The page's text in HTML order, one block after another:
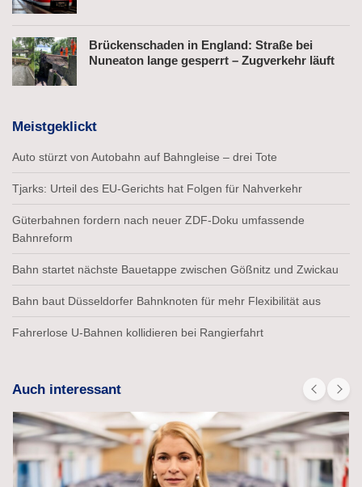
Brückenschaden in England: Straße bei
Nuneaton lange gesperrt – Zugverkehr läuft
Meistgeklickt
Auto stürzt von Autobahn auf Bahngleise – drei Tote
Tjarks: Urteil des EU-Gerichts hat Folgen für Nahverkehr
Güterbahnen fordern nach neuer ZDF-Doku umfassende
Bahnreform
Bahn startet nächste Bauetappe zwischen Gößnitz und Zwickau
Bahn baut Düsseldorfer Bahnknoten für mehr Flexibilität aus
Fahrerlose U-Bahnen kollidieren bei Rangierfahrt
Auch interessant